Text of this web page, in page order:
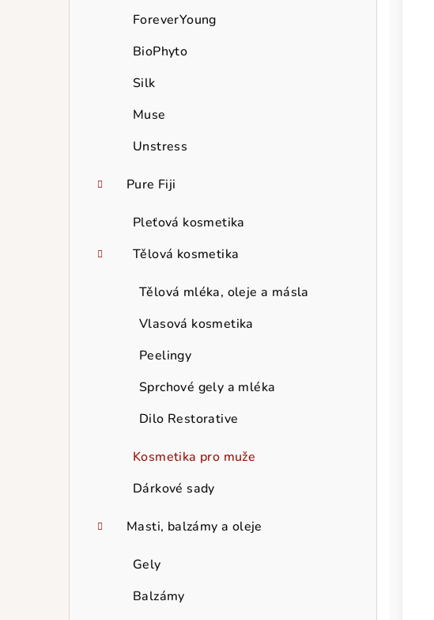
ForeverYoung
BioPhyto
Silk
Muse
Unstress
Pure Fiji
Pleťová kosmetika
Tělová kosmetika
Tělová mléka, oleje a másla
Vlasová kosmetika
Peelingy
Sprchové gely a mléka
Dilo Restorative
Kosmetika pro muže
Dárkové sady
Masti, balzámy a oleje
Gely
Balzámy